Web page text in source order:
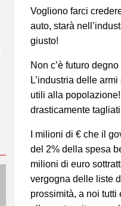
Vogliono farci
auto, starà
giusto!
Non c’è futuro
L’industria delle
utili alla
drasticamente
I milioni di € che il
del 2% della spesa
milioni di euro
vergogna delle liste
prossimità, a noi